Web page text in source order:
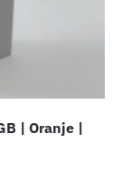
| Oranje |